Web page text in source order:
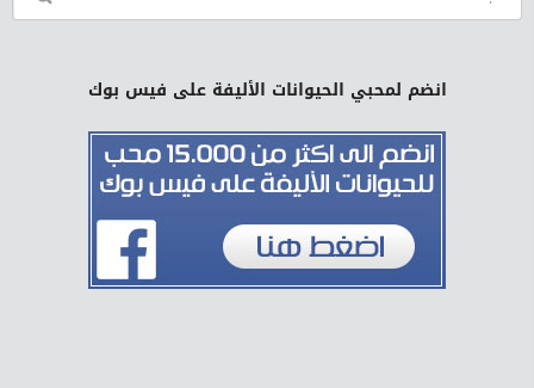
انضم لمحبي الحيوانات الأليفة على فيس بوك